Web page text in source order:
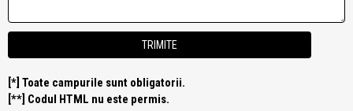
[*] Toate campurile sunt obligatorii.
[**] Codul HTML nu este permis.